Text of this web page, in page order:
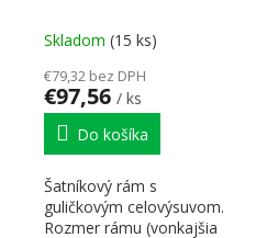
Skladom (15 ks)
€79,32 bez DPH
€97,56 / ks
Do košíka
Šatníkový rám s
guličkovým celovýsuvom.
Rozmer rámu (vonkajšia